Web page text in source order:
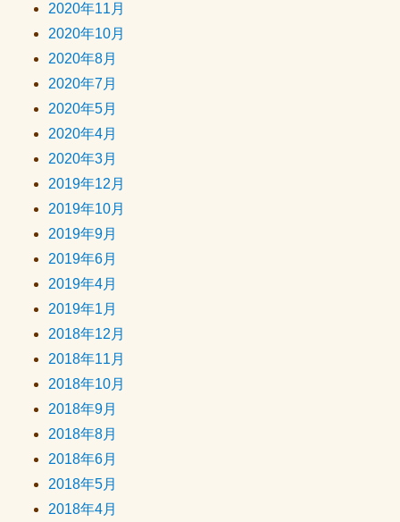
2020年11月
2020年10月
2020年8月
2020年7月
2020年5月
2020年4月
2020年3月
2019年12月
2019年10月
2019年9月
2019年6月
2019年4月
2019年1月
2018年12月
2018年11月
2018年10月
2018年9月
2018年8月
2018年6月
2018年5月
2018年4月